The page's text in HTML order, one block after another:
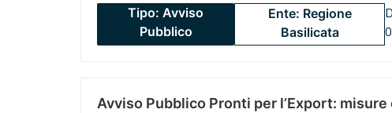
Tipo: Avviso
Pubblico
Ente: Regione
Basilicata
Avviso Pubblico Pronti per l’Export: